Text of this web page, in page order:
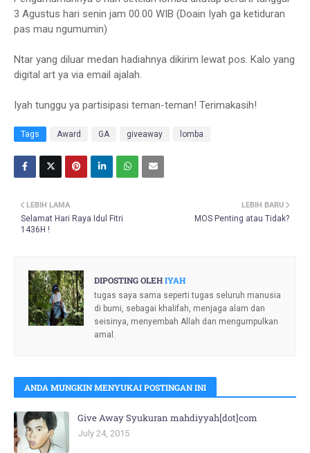
3 Agustus hari senin jam 00.00 WIB (Doain Iyah ga ketiduran
pas mau ngumumin)
Ntar yang diluar medan hadiahnya dikirim lewat pos. Kalo yang
digital art ya via email ajalah.
Iyah tunggu ya partisipasi teman-teman! Terimakasih!
Tags Award GA giveaway lomba
LEBIH BARU
MOS Penting atau Tidak?
LEBIH LAMA
Selamat Hari Raya Idul Fitri
1436H !
DIPOSTING OLEHIYAH
tugas saya sama seperti tugas seluruh manusia
di bumi, sebagai khalifah, menjaga alam dan
seisinya, menyembah Allah dan mengumpulkan
amal.
ANDA MUNGKIN MENYUKAI POSTINGAN INI
Give Away Syukuran mahdiyyah[dot]com
July 24, 2015